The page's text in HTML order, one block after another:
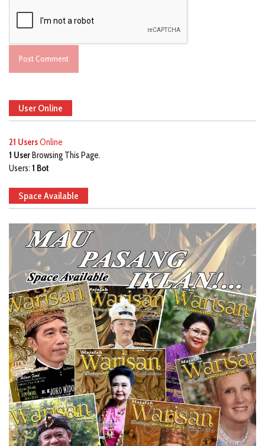
User Online
21 UsersOnline
1 UserBrowsing This Page.
Users: 1 Bot
Space Available